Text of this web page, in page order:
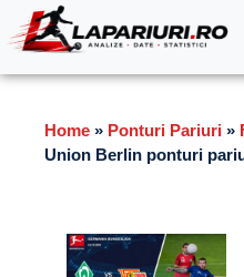
Home » Ponturi Pariuri »
Union Berlin ponturi